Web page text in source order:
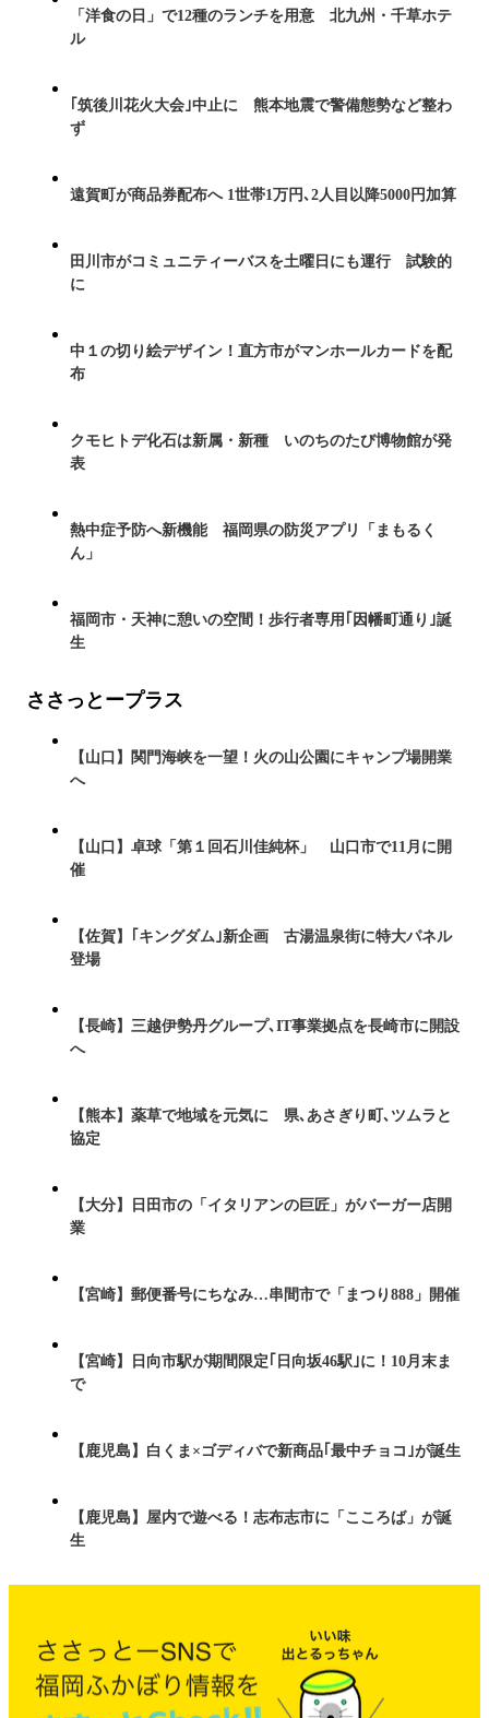
「洋食の日」で12種のランチを用意 北九州・千草ホテ
ル
｢筑後川花火大会｣中止に 熊本地震で警備態勢など整わ
ず
遠賀町が商品券配布へ 1世帯1万円､2人目以降5000円加算
田川市がコミュニティーバスを土曜日にも運行 試験的
に
中１の切り絵デザイン！直方市がマンホールカードを配
布
クモヒトデ化石は新属・新種 いのちのたび博物館が発
表
熱中症予防へ新機能 福岡県の防災アプリ「まもるく
ん」
福岡市・天神に憩いの空間！歩行者専用｢因幡町通り｣誕
生
ささっとープラス
【山口】関門海峡を一望！火の山公園にキャンプ場開業
へ
【山口】卓球「第１回石川佳純杯」 山口市で11月に開
催
【佐賀】｢キングダム｣新企画 古湯温泉街に特大パネル
登場
【長崎】三越伊勢丹グループ､IT事業拠点を長崎市に開設
へ
【熊本】薬草で地域を元気に 県､あさぎり町､ツムラと
協定
【大分】日田市の「イタリアンの巨匠」がバーガー店開
業
【宮崎】郵便番号にちなみ…串間市で「まつり888」開催
【宮崎】日向市駅が期間限定｢日向坂46駅｣に！10月末ま
で
【鹿児島】白くま×ゴディバで新商品｢最中チョコ｣が誕生
【鹿児島】屋内で遊べる！志布志市に「こころば」が誕
生